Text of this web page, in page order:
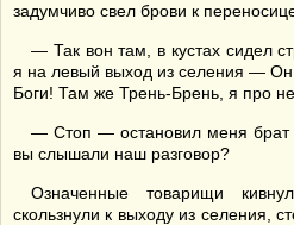
задумчиво свел брови к
— Так вон там, в кустах сидел
я на левый выход из селения —
Боги! Там же Трень-Брень, я про
— Стоп — остановил меня брат
вы слышали наш разговор?
Означенные товарищи
скользнули к выходу из селения,